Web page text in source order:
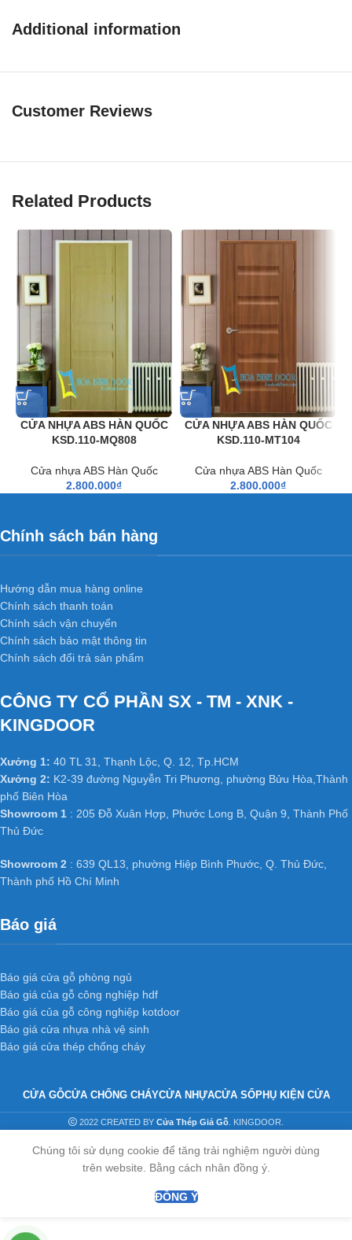
cấu tạo 5 Lớp
Hai lớp ngoài là DeCo-Sheet nhựa thông hợp tính. Cho bề
Hai lớp trong là ABS Sheet. Loại nhựa đặc biệt
để tạo độ vững chắc và bắt khoá. Tiếp theo là LVL gỗ cứng
nở và cong vênh. Cuối cùng là Honey-Comb được gia cố
trên được liên kết với nhau bằng loại keo đặc biệt và được
ép bằng máy ép thuỷ lực 7 tấn trong thời gian 10h, tạo ra
Những ưu điểm của
hàn quốcksd.303-mq808
Cho dù độ ẩm có thay đổi lớp phủ ngoài cũng không bị
bong, cong vênh hay hư hại gì khác.
Được cấu tạo từ tấm nhựa tổng hợp, lõi thép tăng cường
chống cong nên khả năng chịu nước tốt, chống mối mọt.
giác như gỗ thật . Lớp màu dày 3mm chống trầy xước , dễ
lau chùi và không bị phai màu .
thường khác.
Thiết kế độc đáo, tinh tế và sang trọng cho ngôi nhà thân
Trọn bộ cửa nhựa ABS Hàn Quốc bao gồm:
bao.
kích thước thực tế)
Liên hệ ngay với chúng tôi để được tư vấn và hỗ trợ.
Additional information
Customer Reviews
Related Products
CỬA NHỰA ABS HÀN QUỐC
KSD.110-MQ808
Cửa nhựa ABS Hàn Quốc
2.800.000₫
CỬA NHỰA ABS HÀN QUỐC
KSD.110-MT104
Cửa nhựa ABS Hàn Quốc
2.800.000₫
Chính sách bán hàng
Hướng dẫn mua hàng online
Chính sách thanh toán
Chính sách vận chuyển
Chính sách bảo mật thông tin
Chính sách đổi trả sản phẩm
CÔNG TY CỔ PHẦN SX - TM - XNK -
KINGDOOR
Xưởng 1: 40 TL 31, Thạnh Lộc, Q. 12, Tp.HCM
Xưởng 2: K2-39 đường Nguyễn Tri Phương, phường Bửu Hòa,Thành
phố Biên Hòa
Showroom 1 : 205 Đỗ Xuân Hợp, Phước Long B, Quận 9, Thành Phố
Thủ Đức
Showroom 2 : 639 QL13, phường Hiệp Bình Phước, Q. Thủ Đức,
Thành phố Hồ Chí Minh
Báo giá
Báo giá cửa gỗ phòng ngủ
Báo giá của gỗ công nghiệp hdf
Báo giá của gỗ công nghiệp kotdoor
Báo giá cửa nhựa nhà vệ sinh
Báo giá cửa thép chống cháy
CỬA GỖCỬA CHỐNG CHÁYCỬA NHỰACỬA SỔPHỤ KIỆN CỬA
2022 CREATED BY Cửa Thép Giả Gỗ . KINGDOOR.
Chúng tôi sử dụng cookie để tăng trải nghiệm người dùng
trên website. Bằng cách nhân đồng ý.
ĐỒNG Ý